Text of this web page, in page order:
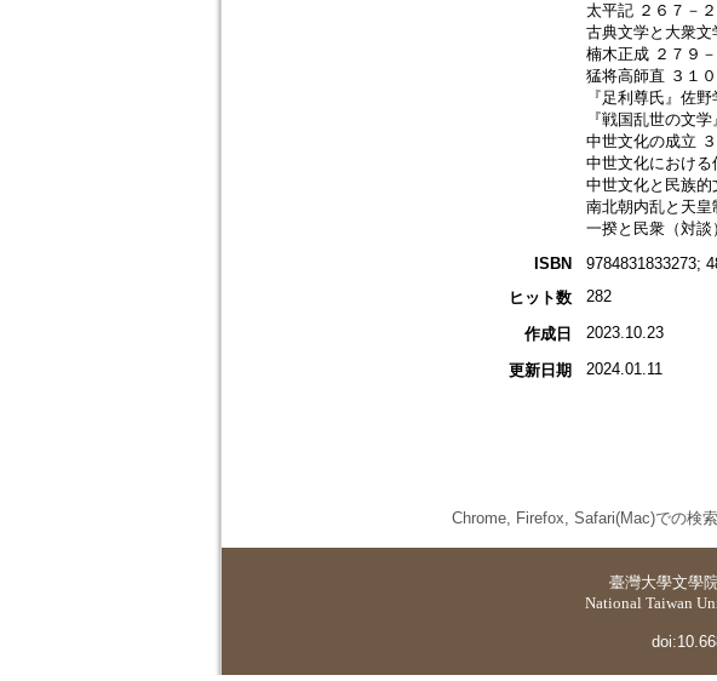
太平記 ２６７－
古典文学と大衆文
楠木正成 ２７９
猛将高師直 ３１
『足利尊氏』佐
『戦国乱世の文
中世文化の成立
中世文化における
中世文化と民族的
南北朝内乱と天皇
一揆と民衆（対談
ISBN
9784831833273;
ヒット数
282
作成日 2023.10.23
更新日期 2024.01.11
Chrome, Firefox, Safari(Mac)での検
臺灣大學文學
National Taiwan